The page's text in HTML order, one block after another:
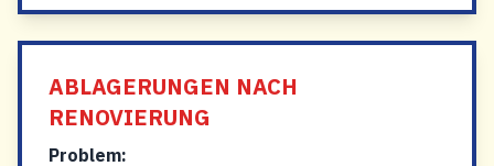
ABLAGERUNGEN NACH
RENOVIERUNG
Problem: